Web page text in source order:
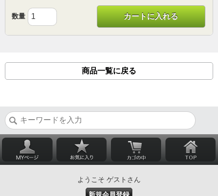
数量 カートに入れる
商品一覧に戻る
ようこそ ゲストさん
新規会員登録